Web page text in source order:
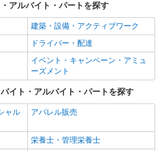
職場見学OKまたは説明会あり
経験者・有資格者歓迎
女性活躍中
フリーター歓迎
ブランクOK
エルダー（50代～）活躍中
昇給あり
週2～3日勤務OK
アルバイト・パートを探す
建築・設備・アクティブワーク
ドライバー・配達
イベント・キャンペーン・アミュ
ーズメント
イト・アルバイト・パートを探す
ャル
アパレル販売
栄養士・管理栄養士